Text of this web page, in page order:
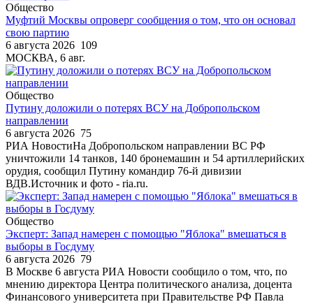
Общество
Муфтий Москвы опроверг сообщения о том, что он основал
свою партию
6 августа 2026 109
МОСКВА, 6 авг.
Общество
Путину доложили о потерях ВСУ на Добропольском
направлении
6 августа 2026 75
РИА НовостиНа Добропольском направлении ВС РФ
уничтожили 14 танков, 140 бронемашин и 54 артиллерийских
орудия, сообщил Путину командир 76-й дивизии
ВДВ.Источник и фото - ria.ru.
Общество
Эксперт: Запад намерен с помощью "Яблока" вмешаться в
выборы в Госдуму
6 августа 2026 79
В Москве 6 августа РИА Новости сообщило о том, что, по
мнению директора Центра политического анализа, доцента
Финансового университета при Правительстве РФ Павла